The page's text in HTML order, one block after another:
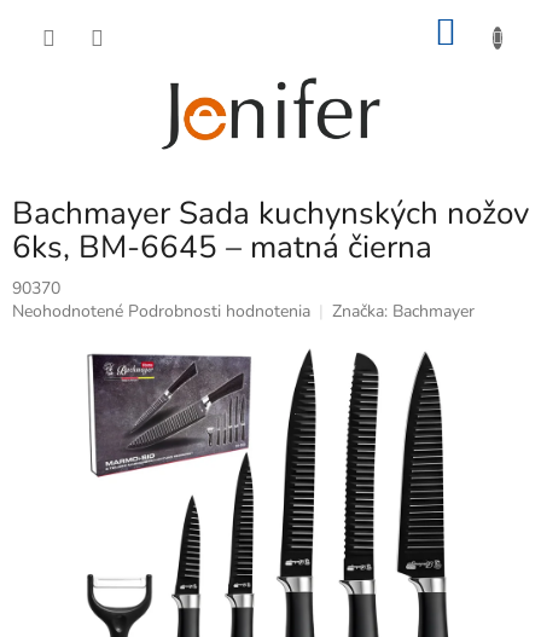
Bachmayer Sada kuchynských nožov
6ks, BM-6645 – matná čierna
90370
Priemerné
hviezdičiek.
Neohodnotené Podrobnosti hodnotenia Značka: Bachmayer